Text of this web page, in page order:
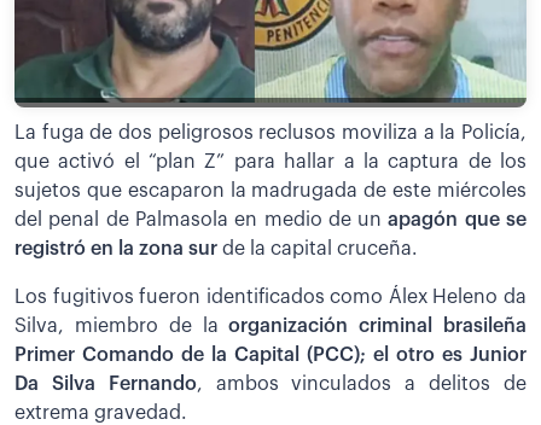
La fuga de dos peligrosos reclusos moviliza a la Policía,
que activó el “plan Z” para hallar a la captura de los
sujetos que escaparon la madrugada de este miércoles
del penal de Palmasola en medio de un apagón que se
registró en la zona sur de la capital cruceña.
Los fugitivos fueron identificados como Álex Heleno da
Silva, miembro de laorganización criminal brasileña
Primer Comando de la Capital (PCC); el otro es Junior
Da Silva Fernando, ambos vinculados a delitos de
extrema gravedad.